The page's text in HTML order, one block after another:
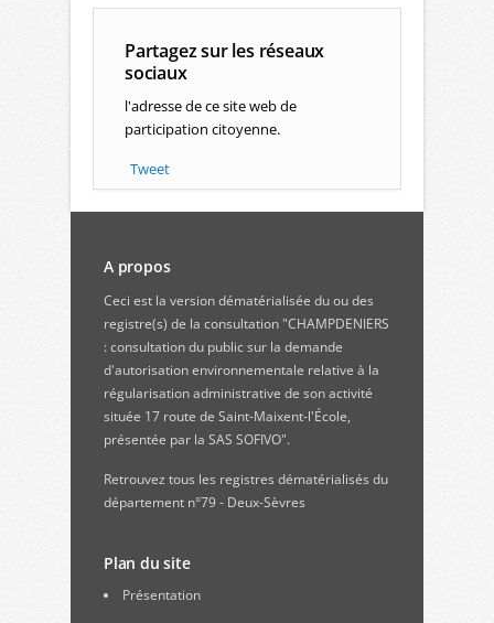
Partagez sur les réseaux
sociaux
l'adresse de ce site web de
participation citoyenne.
Tweet
A propos
Ceci est la version dématérialisée du ou des
registre(s) de la consultation "CHAMPDENIERS
: consultation du public sur la demande
d'autorisation environnementale relative à la
régularisation administrative de son activité
située 17 route de Saint-Maixent-l'École,
présentée par la SAS SOFIVO".
Retrouvez tous les registres dématérialisés du
département n°79 - Deux-Sèvres
Plan du site
Présentation